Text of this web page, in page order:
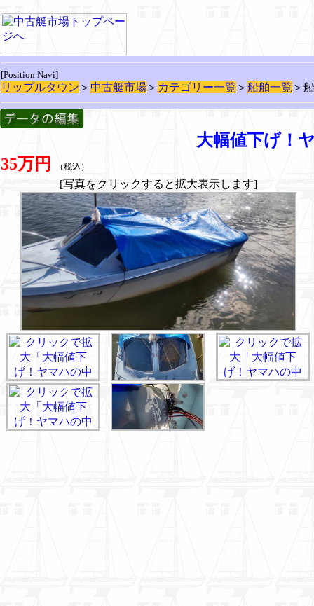
[Position Navi]
リップルタウン ＞ 中古艇市場 ＞ カテゴリー一覧 ＞ 船舶一覧 ＞
大幅値下げ！
35万円
（税込）
[写真をクリックすると拡大表示します]